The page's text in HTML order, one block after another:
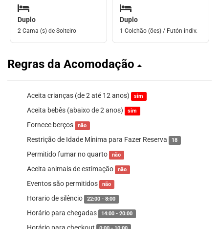
Duplo
2 Cama (s) de Solteiro
Duplo
1 Colchão (ões) / Futón indiv.
Regras da Acomodação
Aceita crianças (de 2 até 12 anos) sim
Aceita bebês (abaixo de 2 anos) sim
Fornece berços não
Restrição de Idade Mínima para Fazer Reserva 18
Permitido fumar no quarto não
Aceita animais de estimação não
Eventos são permitidos não
Horario de silêncio 22:00 - 8:00
Horário para chegadas 14:00 - 20:00
Horário para checkout